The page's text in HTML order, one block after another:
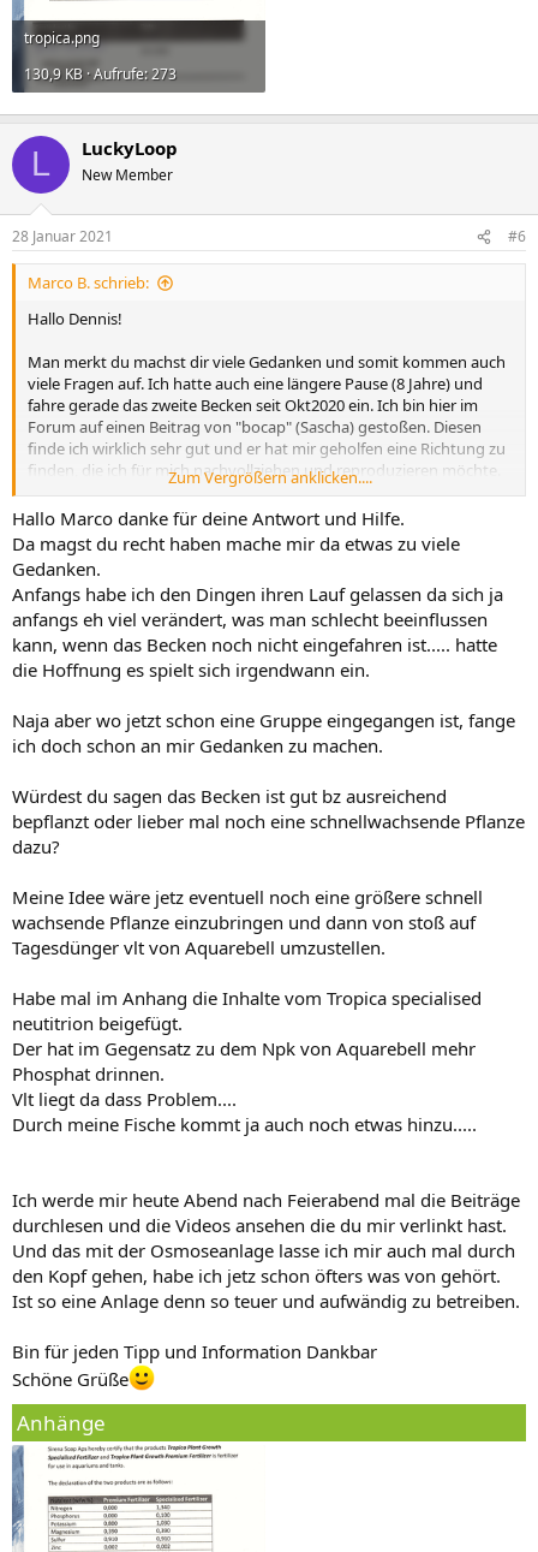
tropica.png
130,9 KB · Aufrufe: 273
L LuckyLoop
New Member
28 Januar 2021 #6
Marco B. schrieb:
Hallo Dennis!
Man merkt du machst dir viele Gedanken und somit kommen auch
viele Fragen auf. Ich hatte auch eine längere Pause (8 Jahre) und
fahre gerade das zweite Becken seit Okt2020 ein. Ich bin hier im
Forum auf einen Beitrag von "bocap" (Sascha) gestoßen. Diesen
finde ich wirklich sehr gut und er hat mir geholfen eine Richtung zu
finden, die ich für mich nachvollziehen und reproduzieren möchte.
Aktuell fahre ich ein 45-P sehr nahe an Ausführung ein.
Langzeitmäßig kann ich noch nichts sagen. Befinde mich aktuell
damit am Ende von Woche 1. Bis jetzt passt alles.
Zudem sind die meisten Ansätze in diesem Thema denen von
GreenAqua (Budapest) sehr ähnlich. Deren Becken sprechen für
sich. Es gibt auch ein relativ neues YouTube Video von GreenAqua in
dem sie deren Methoden gut zeigen, teils auch erklären.
bocap
FIRST 2 MONTHS - STEP BY STEP TUTORIAL
Schau doch mal rein.
Mir waren beide Quellen sehr nützlich.
PS: vollentsalztes Wasser wollte ich vorher immer nicht.
Bequemlichkeit....
Seit ich die Osmoseanlage am Laufen habe möchte ich sie nicht
Ermöglicht die Kontroll, was man im Becken hat und wieviel davon.
Denn man stellt es selbst ein.
Zum Vergrößern anklicken....
Hallo Marco danke für deine Antwort und Hilfe.
Da magst du recht haben mache mir da etwas zu viele
Gedanken.
Anfangs habe ich den Dingen ihren Lauf gelassen da sich ja
anfangs eh viel verändert, was man schlecht beeinflussen
kann, wenn das Becken noch nicht eingefahren ist..... hatte
die Hoffnung es spielt sich irgendwann ein.
Naja aber wo jetzt schon eine Gruppe eingegangen ist, fange
ich doch schon an mir Gedanken zu machen.
Würdest du sagen das Becken ist gut bz ausreichend
bepflanzt oder lieber mal noch eine schnellwachsende Pflanze
dazu?
Meine Idee wäre jetz eventuell noch eine größere schnell
wachsende Pflanze einzubringen und dann von stoß auf
Tagesdünger vlt von Aquarebell umzustellen.
Habe mal im Anhang die Inhalte vom Tropica specialised
neutitrion beigefügt.
Der hat im Gegensatz zu dem Npk von Aquarebell mehr
Phosphat drinnen.
Vlt liegt da dass Problem....
Durch meine Fische kommt ja auch noch etwas hinzu.....
Ich werde mir heute Abend nach Feierabend mal die Beiträge
durchlesen und die Videos ansehen die du mir verlinkt hast.
Und das mit der Osmoseanlage lasse ich mir auch mal durch
den Kopf gehen, habe ich jetz schon öfters was von gehört.
Ist so eine Anlage denn so teuer und aufwändig zu betreiben.
Bin für jeden Tipp und Information Dankbar
Schöne Grüße
Anhänge